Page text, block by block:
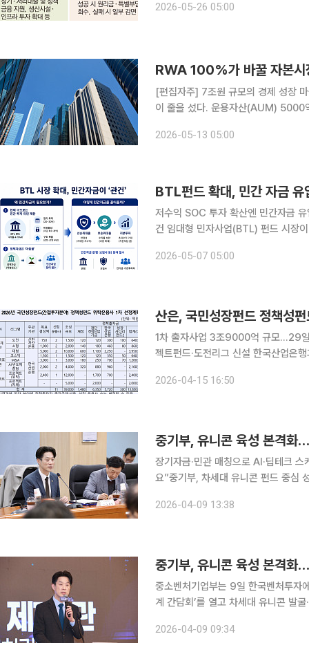
에 따르면 정부는 최근 바이오산업의
2026-05-26 05:00
RWA 100%가 바꿀 자본
[편집자주] 7조원 규모의 경제 성장
이 줄을 섰다. 운용자산(AUM) 5000
성장펀드 운용사 경쟁 구도를 살펴보
2026-05-13 05:00
BTL펀드 확대, 민간 자금
저수익 SOC 투자 확산엔 민간자금
건 임대형 민자사업(BTL) 펀드 시장이 정책금융과 민간운용사를 중심으로 외연을 넓히고 있다. 다
지적이 나온다. 정부가 사업 한도액을
2026-05-07 05:00
산은, 국민성장펀드 정책성
1차 출자사업 3조9000억 규모…29일
젝트펀드·도전리그 신설 한국산업은행과 신한자산운용이 국민성장펀드 간접투자분야 정책성펀드의
2026-04-15 16:50
장기자금·민관 매칭으로 AI·딥테크
요”중기부, 차세대 유니콘 펀드 중심 성장자금 공급 본격화 중
한 투자업계와 기업들은 인공지능
2026-04-09 13:38
중기부, 유니콘 육성 본격화
중소벤처기업부는 9일 한국벤처투자
계 간담회’를 열고 차세대 유니콘 발
기부는 기존 스케일업 펀드의 현황과
2026-04-09 09:34